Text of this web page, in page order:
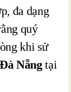
đa dạng
quý
khi sử
Nẵngtại